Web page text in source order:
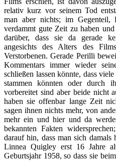
relativ kurz vor seinem Tod
man aber nichts; im Gegenteil,
verdammt gute Zeit zu haben
darüber, dass sie da gerade
angesichts des Alters des
Verstorbenen. Gerade Perilli
Kommentars immer wieder
schließen lassen könnte, dass
stammen könnten oder durch
vorbereitet sind aber beide nicht
haben sie offenbar lange Zeit
sagen ihnen nichts mehr, von
mehr ein und hier und da
bekannten Fakten
darauf hin, dass man sich damals
Linnea Quigley erst 16 Jahre
Geburtsjahr 1958, so dass sie